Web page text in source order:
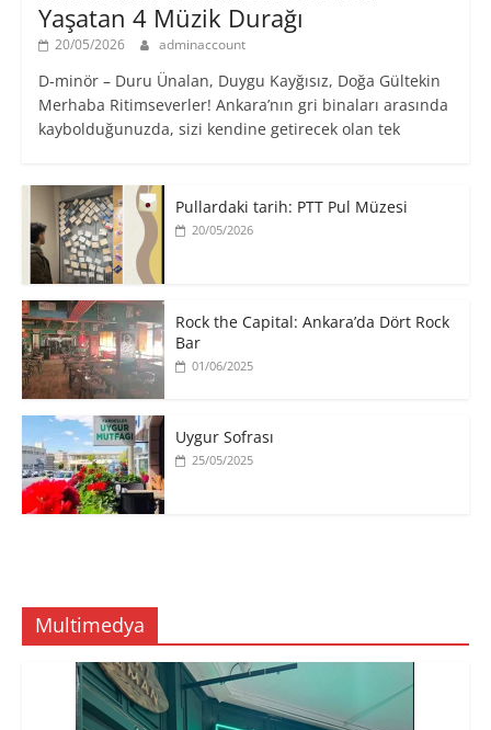
Yaşatan 4 Müzik Durağı
20/05/2026 adminaccount
D-minör – Duru Ünalan, Duygu Kayğısız, Doğa Gültekin
Merhaba Ritimseverler! Ankara’nın gri binaları arasında
kaybolduğunuzda, sizi kendine getirecek olan tek
Pullardaki tarih: PTT Pul Müzesi
20/05/2026
Rock the Capital: Ankara’da Dört Rock
Bar
01/06/2025
Uygur Sofrası
25/05/2025
Multimedya